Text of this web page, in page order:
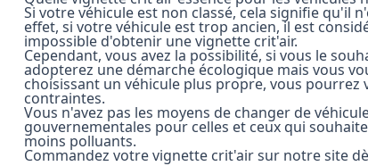
Si votre véhicule est non classé, cela signifie qu'il
effet, si votre véhicule est trop ancien, il est
impossible d'obtenir une vignette crit'air.
Cependant, vous avez la possibilité, si vous le
adopterez une démarche écologique mais vous
choisissant un véhicule plus propre, vous pourrez
contraintes.
Vous n'avez pas les moyens de changer de
gouvernementales pour celles et ceux qui
moins polluants.
Commandez votre vignette crit'air sur notre site